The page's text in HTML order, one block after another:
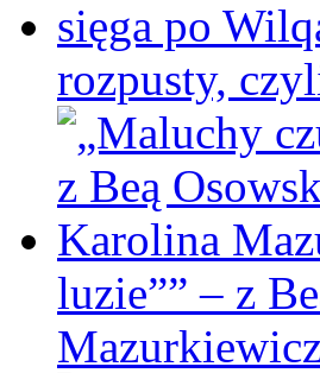
rozpusty,
luzie”” – z